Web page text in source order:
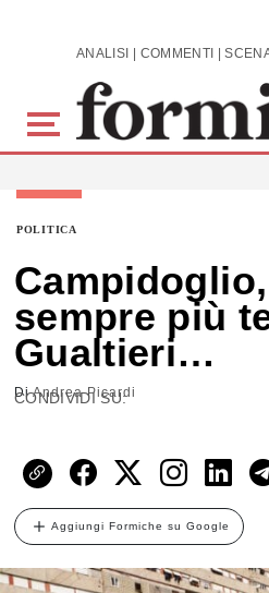
Skip to main content
POLITICA
sempre più
Gualtieri…
DiAndrea Picardi
CONDIVIDI SU:
Aggiungi Formiche su Google